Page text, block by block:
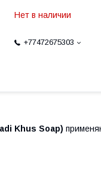
Нет в наличии
+77472675303
Khus Soap)